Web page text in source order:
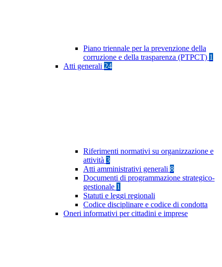
Piano triennale per la prevenzione della
corruzione e della trasparenza (PTPCT) 1
Atti generali 24
Riferimenti normativi su organizzazione e
attività 3
Atti amministrativi generali 8
Documenti di programmazione strategico-
gestionale 1
Statuti e leggi regionali
Codice disciplinare e codice di condotta
Oneri informativi per cittadini e imprese